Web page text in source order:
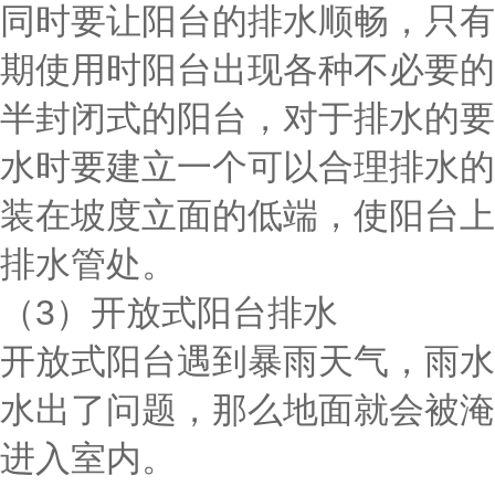
同时要让阳台的排水顺畅，只
期使用时阳台出现各种不必要
半封闭式的阳台，对于排水的
水时要建立一个可以合理排水
装在坡度立面的低端，使阳台
排水管处。
（3）开放式阳台排水
开放式阳台遇到暴雨天气，雨
水出了问题，那么地面就会被
进入室内。